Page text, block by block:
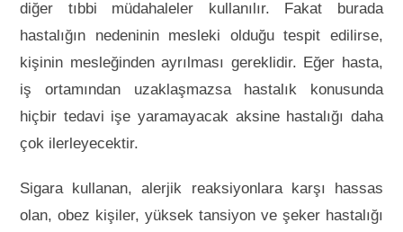
diğer tıbbi müdahaleler kullanılır. Fakat burada
hastalığın nedeninin mesleki olduğu tespit edilirse,
kişinin mesleğinden ayrılması gereklidir. Eğer hasta,
iş ortamından uzaklaşmazsa hastalık konusunda
hiçbir tedavi işe yaramayacak aksine hastalığı daha
çok ilerleyecektir.
Sigara kullanan, alerjik reaksiyonlara karşı hassas
olan, obez kişiler, yüksek tansiyon ve şeker hastalığı